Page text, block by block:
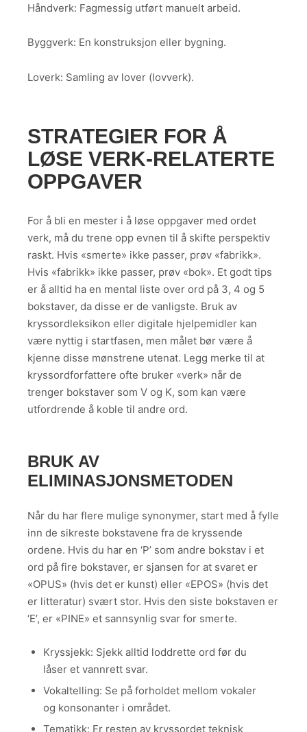
Håndverk: Fagmessig utført manuelt arbeid.
Byggverk: En konstruksjon eller bygning.
Loverk: Samling av lover (lovverk).
STRATEGIER FOR Å
LØSE VERK-RELATERTE
OPPGAVER
For å bli en mester i å løse oppgaver med ordet
verk, må du trene opp evnen til å skifte perspektiv
raskt. Hvis «smerte» ikke passer, prøv «fabrikk».
Hvis «fabrikk» ikke passer, prøv «bok». Et godt tips
er å alltid ha en mental liste over ord på 3, 4 og 5
bokstaver, da disse er de vanligste. Bruk av
kryssordleksikon eller digitale hjelpemidler kan
være nyttig i startfasen, men målet bør være å
kjenne disse mønstrene utenat. Legg merke til at
kryssordforfattere ofte bruker «verk» når de
trenger bokstaver som V og K, som kan være
utfordrende å koble til andre ord.
BRUK AV
ELIMINASJONSMETODEN
Når du har flere mulige synonymer, start med å fylle
inn de sikreste bokstavene fra de kryssende
ordene. Hvis du har en ‘P’ som andre bokstav i et
ord på fire bokstaver, er sjansen for at svaret er
«OPUS» (hvis det er kunst) eller «EPOS» (hvis det
er litteratur) svært stor. Hvis den siste bokstaven er
‘E’, er «PINE» et sannsynlig svar for smerte.
Kryssjekk: Sjekk alltid loddrette ord før du
låser et vannrett svar.
Vokaltelling: Se på forholdet mellom vokaler
og konsonanter i området.
Tematikk: Er resten av kryssordet teknisk